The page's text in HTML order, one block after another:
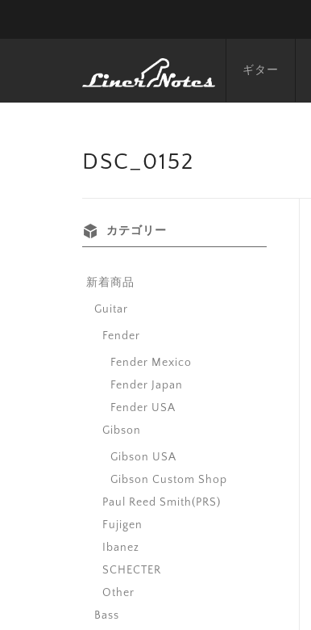
ギター
DSC_0152
カテゴリー
新着商品
Guitar
Fender
Fender Mexico
Fender Japan
Fender USA
Gibson
Gibson USA
Gibson Custom Shop
Paul Reed Smith(PRS)
Fujigen
Ibanez
SCHECTER
Other
Bass